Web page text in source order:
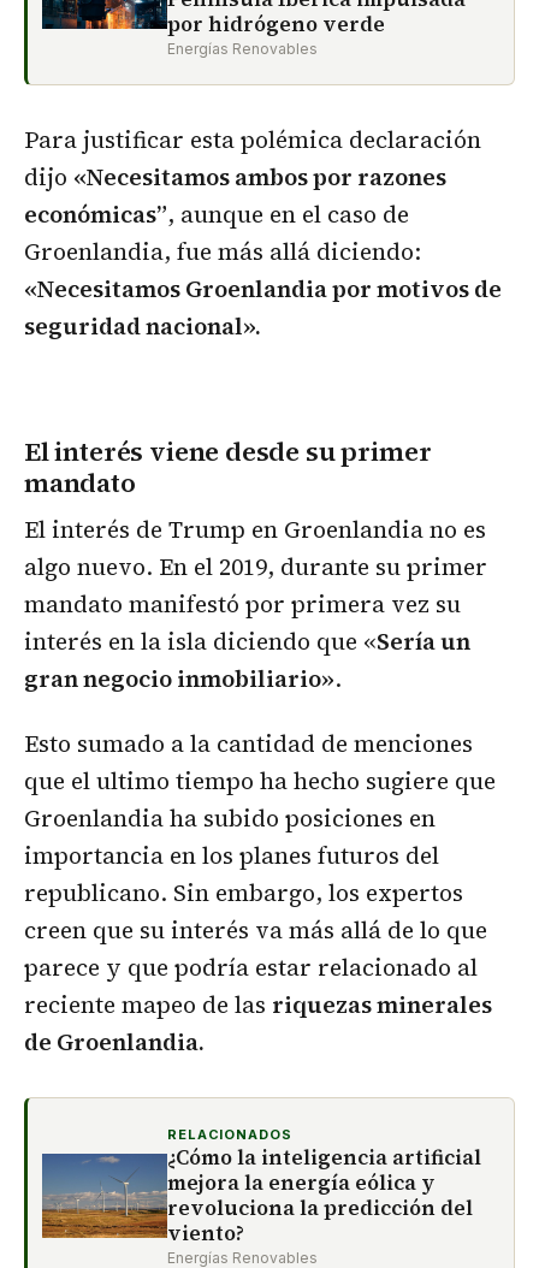
por hidrógeno verde
Energías Renovables
Para justificar esta polémica declaración
dijo «Necesitamos ambos por razones
económicas”, aunque en el caso de
Groenlandia, fue más allá diciendo:
«Necesitamos Groenlandia por motivos de
seguridad nacional».
El interés viene desde su primer
mandato
El interés de Trump en Groenlandia no es
algo nuevo. En el 2019, durante su primer
mandato manifestó por primera vez su
interés en la isla diciendo que «Sería un
gran negocio inmobiliario».
Esto sumado a la cantidad de menciones
que el ultimo tiempo ha hecho sugiere que
Groenlandia ha subido posiciones en
importancia en los planes futuros del
republicano. Sin embargo, los expertos
creen que su interés va más allá de lo que
parece y que podría estar relacionado al
reciente mapeo de las riquezas minerales
de Groenlandia.
RELACIONADOS
¿Cómo la inteligencia artificial
mejora la energía eólica y
revoluciona la predicción del
viento?
Energías Renovables